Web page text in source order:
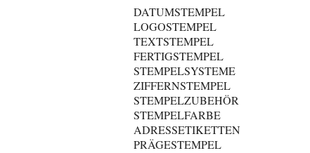
DATUMSTEMPEL
LOGOSTEMPEL
TEXTSTEMPEL
FERTIGSTEMPEL
STEMPELSYSTEME
ZIFFERNSTEMPEL
STEMPELZUBEHÖR
STEMPELFARBE
ADRESSETIKETTEN
PRÄGESTEMPEL